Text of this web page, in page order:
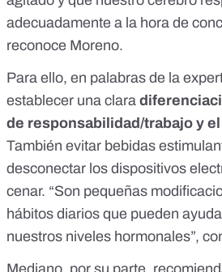
adecuadamente a la hora de
reconoce Moreno.
Para ello, en palabras de la
establecer una clara
de responsabilidad/trabajo y
También evitar bebidas
desconectar los dispositivos
cenar. “Son pequeñas
hábitos diarios que pueden
nuestros niveles hormonales”,